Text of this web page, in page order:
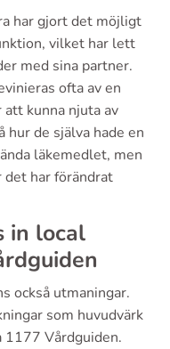
har gjort det möjligt
vilket har lett
med sina partner.
ofta av en
att kunna njuta av
hur de själva hade en
läkemedlet, men
har förändrat
in local
också utmaningar.
som huvudvärk
1177 Vårdguiden.